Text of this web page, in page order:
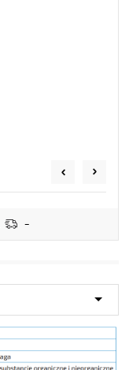
-